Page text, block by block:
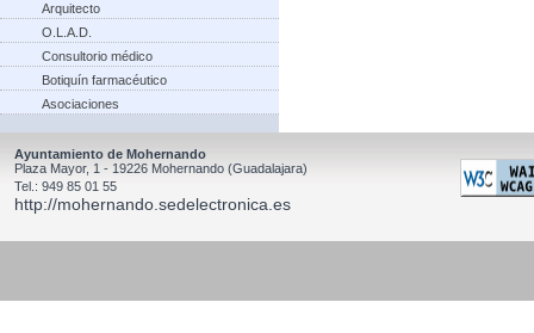
Arquitecto
O.L.A.D.
Consultorio médico
Botiquín farmacéutico
Asociaciones
Ayuntamiento de Mohernando
Plaza Mayor, 1 - 19226 Mohernando (Guadalajara)
Tel.: 949 85 01 55
http://mohernando.sedelectronica.es